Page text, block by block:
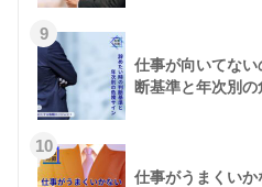
9
仕事が向いてない
断基準と年次別
10
仕事がうまくいか